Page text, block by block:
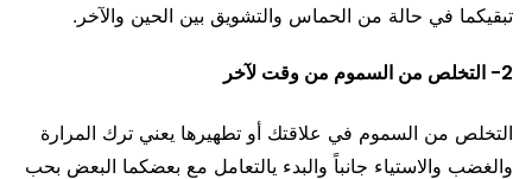
تبقيكما في حالة من الحماس والتشويق بين الحين والآخر.
2- التخلص من السموم من وقت لآخر
التخلص من السموم في علاقتك أو تطهيرها يعني ترك المرارة
والغضب والاستياء جانباً والبدء يالتعامل مع بعضكما البعض بحب